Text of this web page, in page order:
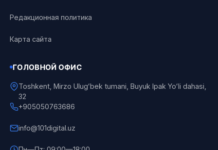
Редакционная политика
Карта сайта
ГОЛОВНОЙ ОФИС
Toshkent, Mirzo Ulugʻbek tumani, Buyuk Ipak Yoʻli dahasi,
32
+905050763686
info@101digital.uz